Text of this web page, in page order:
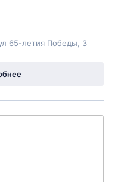
65-летия Победы , 3